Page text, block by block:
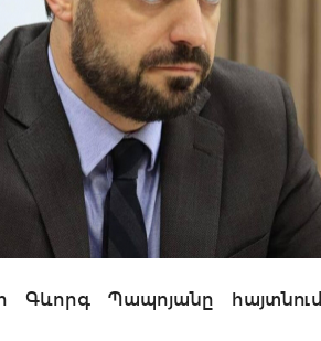
Գևորգ Պապոյանը